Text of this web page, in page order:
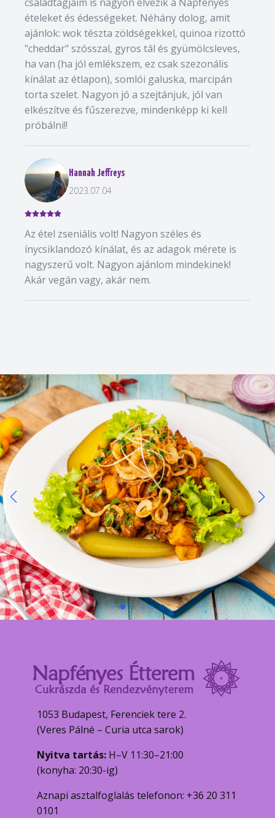
ételeket és édességeket. Néhány dolog, amit
ajánlok: wok tészta zöldségekkel, quinoa rizottó
"cheddar" szósszal, gyros tál és gyümölcsleves,
ha van (ha jól emlékszem, ez csak szezonális
kínálat az étlapon), somlói galuska, marcipán
torta szelet. Nagyon jó a szejtánjuk, jól van
elkészítve és fűszerezve, mindenképp ki kell
próbálni!!
Hannah Jeffreys
2023.07.04
Az étel zseniális volt! Nagyon széles és
ínycsiklandozó kínálat, és az adagok mérete is
nagyszerű volt. Nagyon ajánlom mindekinek!
Akár vegán vagy, akár nem.
1053 Budapest, Ferenciek tere 2.
(Veres Pálné – Curia utca sarok)
Nyitva tartás: H–V 11:30–21:00
(konyha: 20:30-ig)
Aznapi asztalfoglalás telefonon: +36 20 311
0101